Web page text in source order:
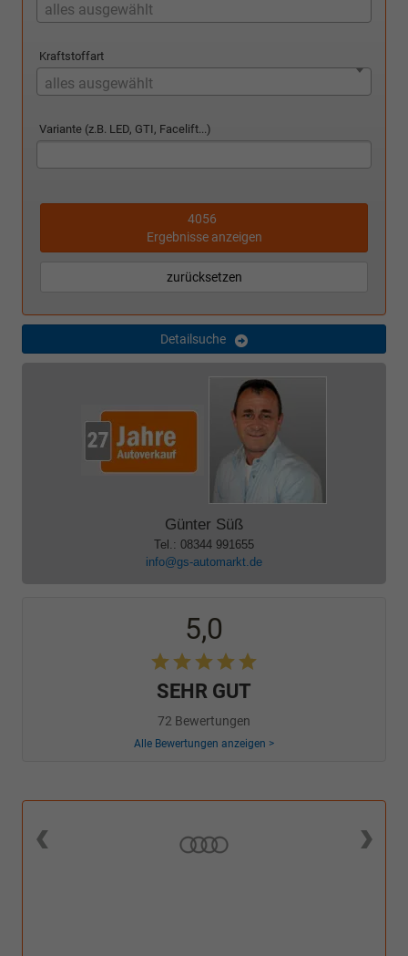
alles ausgewählt
Kraftstoffart
alles ausgewählt
Variante (z.B. LED, GTI, Facelift...)
4056
Ergebnisse anzeigen
zurücksetzen
Detailsuche
Günter Süß
Tel.: 08344 991655
info@gs-automarkt.de
5,0
SEHR GUT
72 Bewertungen
Alle Bewertungen anzeigen >